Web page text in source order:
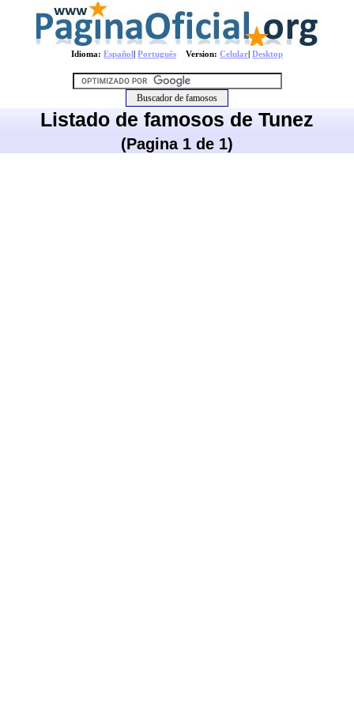
Idioma: Español| Português Version: Celular| Desktop
Listado de famosos de Tunez
(Pagina 1 de 1)